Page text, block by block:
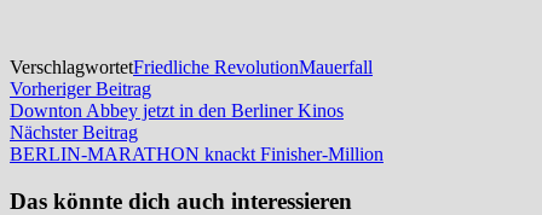
VerschlagwortetFriedliche RevolutionMauerfall
Beitragsnavigation
Vorheriger BeitragVorheriger
Beitrag:
Downton Abbey jetzt in den Berliner Kinos
Nächster BeitragNächster
Beitrag:
BERLIN-MARATHON knackt Finisher-Million
Das könnte dich auch interessieren